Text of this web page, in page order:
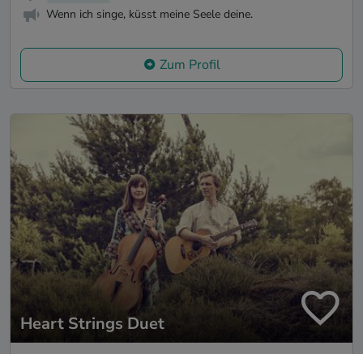
Wenn ich singe, küsst meine Seele deine.
Zum Profil
Heart Strings Duet